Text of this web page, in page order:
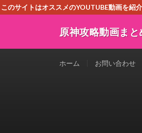
このサイトはオススメのYOUTUBE動画を紹
原神攻略動画まと
ホーム お問い合わせ